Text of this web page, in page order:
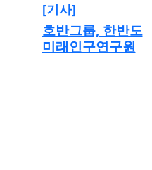
[기사]
호반그룹, 한반도
미래인구연구원